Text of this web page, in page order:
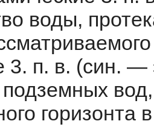
воды,
3. п. в. (син.
подземных
горизон­та